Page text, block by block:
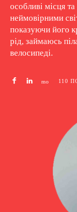
особливі місця
неймовірними
показуючи його
рід, займаюсь
велосипеді.
110